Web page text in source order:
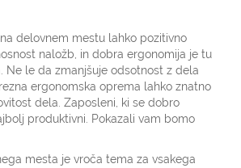
delovnem mestu lahko pozitivno
naložb, in dobra ergonomija je tu
Ne le da zmanjšuje odsotnost z dela
ergonomska oprema lahko znatno
dela. Zaposleni, ki se dobro
produktivni. Pokazali vam bomo
mesta je vroča tema za vsakega